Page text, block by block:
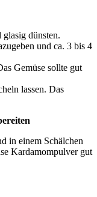
dünsten.
und ca. 3 bis 4
Gemüse sollte gut
lassen. Das
in einem Schälchen
Kardamompulver gut